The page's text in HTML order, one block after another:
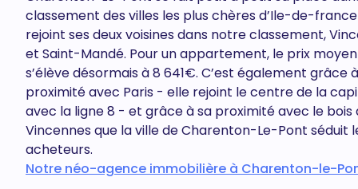
classement des villes les plus chères d’Ile-de-
rejoint ses deux voisines dans notre classement,
et Saint-Mandé. Pour un appartement, le prix
s’élève désormais à 8 641€. C’est également grâce
proximité avec Paris - elle rejoint le centre de la
avec la ligne 8 - et grâce à sa proximité avec le bois
Vincennes que la ville de Charenton-Le-Pont séduit
acheteurs.
Notre néo-agence immobilière à Charenton-le-